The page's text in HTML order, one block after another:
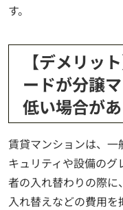
す。
【デメリッ
ードが分譲
低い場合が
賃貸マンションは、
キュリティや設備のグ
者の入れ替わりの際
入れ替えなどの費用を